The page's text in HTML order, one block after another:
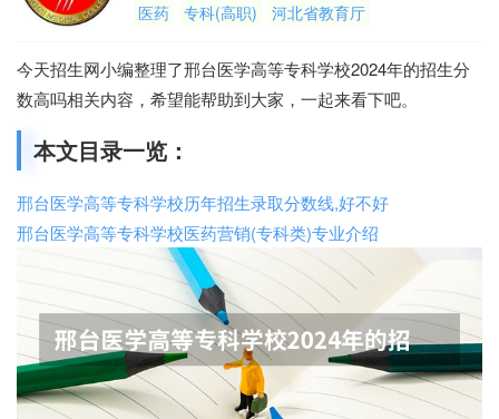
医药
专科(高职) 河北省教育厅
今天招生网小编整理了邢台医学高等专科学校2024年的招生分
数高吗相关内容，希望能帮助到大家，一起来看下吧。
本文目录一览：
邢台医学高等专科学校历年招生录取分数线,好不好
邢台医学高等专科学校医药营销(专科类)专业介绍